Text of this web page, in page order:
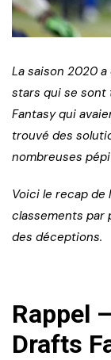
La saison 2020
stars qui se sont
Fantasy qui
trouvé des
nombreuses
Voici le recap de
classements par
des déceptions.
Rappel
Drafts